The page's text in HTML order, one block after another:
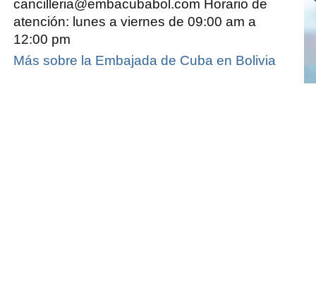
cancilleria@embacubabol.com Horario de
atención: lunes a viernes de 09:00 am a
12:00 pm
Más sobre la Embajada de Cuba en Bolivia